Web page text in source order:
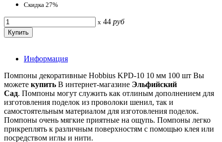
Скидка 27%
x 44 руб
Информация
Помпоны декоративные Hobbius KPD-10 10 мм 100 шт Вы
можете купить В интернет-магазине Эльфийский
Сад. Помпоны могут служить как отлиным дополнением для
изготовления поделок из проволоки шенил, так и
самостоятельным материалом для изготовления поделок.
Помпоны очень мягкие приятные на ощупь. Помпоны легко
прикреплять к различным поверхностям с помощью клея или
посредством иглы и нити.